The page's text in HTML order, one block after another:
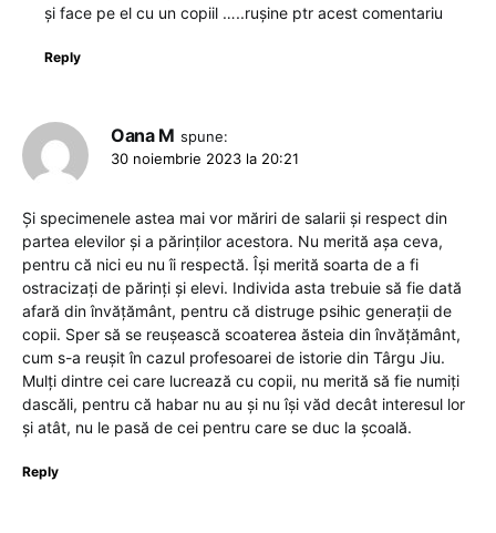
și face pe el cu un copiil …..rușine ptr acest comentariu
Reply
Oana M spune:
30 noiembrie 2023 la 20:21
Și specimenele astea mai vor măriri de salarii și respect din
partea elevilor și a părinților acestora. Nu merită așa ceva,
pentru că nici eu nu îi respectă. Își merită soarta de a fi
ostracizați de părinți și elevi. Individa asta trebuie să fie dată
afară din învățământ, pentru că distruge psihic generații de
copii. Sper să se reușească scoaterea ăsteia din învățământ,
cum s-a reușit în cazul profesoarei de istorie din Târgu Jiu.
Mulți dintre cei care lucrează cu copii, nu merită să fie numiți
dascăli, pentru că habar nu au și nu își văd decât interesul lor
și atât, nu le pasă de cei pentru care se duc la școală.
Reply